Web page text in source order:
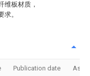
维板材质，
。
Publication date